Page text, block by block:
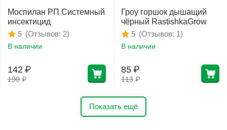
Моспилан РП Системный
инсектицид
(Отзывов: 2)
5
В наличии
190 ₽
142 ₽
Гроу горшок дышащий
чёрный RastishkaGrow
(Отзывов: 1)
5
В наличии
113 ₽
85 ₽
Показать ещё